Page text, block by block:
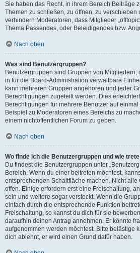
Sie haben das Recht, in ihrem Bereich Beiträge
Themen zu schließen, zu öffnen, zu
verhindern Moderatoren, dass Mitglieder
Thema Passendes, oder Beleidigendes bzw.
Nach oben
Was sind Benutzergruppen?
Benutzergruppen sind Gruppen von
in für die Board-Administration verwaltbare
kann mehreren Gruppen angehören und jeder
Berechtigungen zugeteilt werden. Dies
Berechtigungen für mehrere Benutzer auf
Beispiel zu Moderatoren eines Bereichs zu
einem nichtöffentlichen Forum zu geben.
Nach oben
Wo finde ich die Benutzergruppen und wie
Du findest die Benutzergruppen unter
Bereich. Wenn du einer beitreten möchtest,
entsprechenden Schaltfläche machen. Nicht alle
offen. Einige erfordern erst eine Freischaltung,
sein und weitere sogar versteckt. Wenn die
einfach durch die entsprechende Funktion
Freischaltung, so kannst du dich für sie
daraufhin deinen Antrag annehmen. Er könnte
aufgenommen werden möchtest. Bitte belästige
dich ablehnt, er wird einen Grund dafür haben.